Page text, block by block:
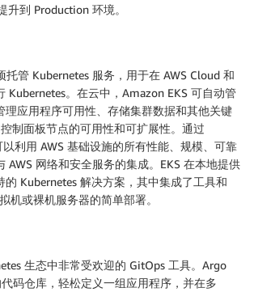
升到 Production 环境。
托管 Kubernetes 服务，用于在 AWS Cloud 和
Kubernetes。在云中，Amazon EKS 可自动管
理应用程序可用性、存储集群数据和其他关键
制面板节点的可用性和可扩展性。通过
利用 AWS 基础设施的所有性能、规模、可靠
AWS 网络和安全服务的集成。EKS 在本地提供
的 Kubernetes 解决方案，其中集成了工具和
机或裸机服务器的简单部署。
生态中非常受欢迎的 GitOps 工具。Argo
码仓库，轻松定义一组应用程序，并在多